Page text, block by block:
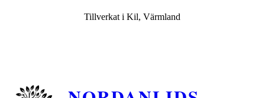
Tillverkat i Kil, Värmland